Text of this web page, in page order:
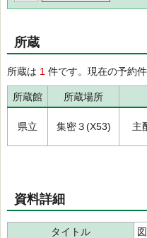
所蔵
所蔵は 1 件です。現在の予約
所蔵館 所蔵場所
県立 集密３(X53) 主
資料詳細
タイトル